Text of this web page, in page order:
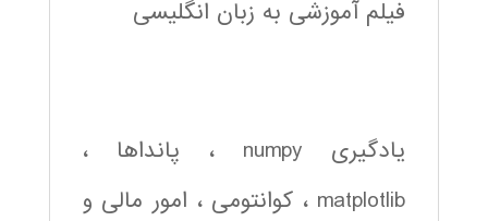
فیلم آموزشی به زبان انگلیسی
یادگیری numpy ، پانداها ،
matplotlib ، کوانتومی ، امور مالی و